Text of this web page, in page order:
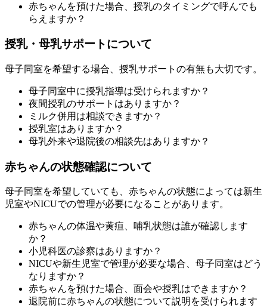
赤ちゃんを預けた場合、授乳のタイミングで呼んでも
らえますか？
授乳・母乳サポートについて
母子同室を希望する場合、授乳サポートの有無も大切です。
母子同室中に授乳指導は受けられますか？
夜間授乳のサポートはありますか？
ミルク併用は相談できますか？
授乳室はありますか？
母乳外来や退院後の相談先はありますか？
赤ちゃんの状態確認について
母子同室を希望していても、赤ちゃんの状態によっては新生
児室やNICUでの管理が必要になることがあります。
赤ちゃんの体温や黄疸、哺乳状態は誰が確認します
か？
小児科医の診察はありますか？
NICUや新生児室で管理が必要な場合、母子同室はどう
なりますか？
赤ちゃんを預けた場合、面会や授乳はできますか？
退院前に赤ちゃんの状態について説明を受けられます